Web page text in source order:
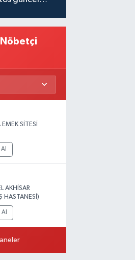
SİTESİ
AKHİSAR
HASTANESİ)